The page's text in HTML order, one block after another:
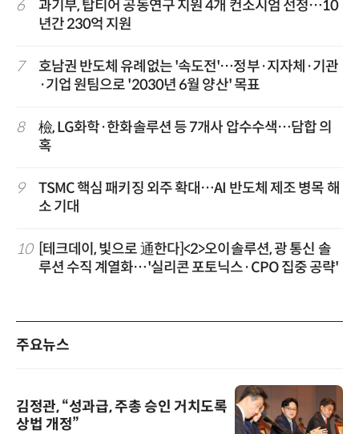
6
과기부, 탑티어 공동연구 지원 4개 컨소시엄 선정…10
년간 230억 지원
7
호남권 반도체 유례없는 '속도전'…정부·지자체·기관
·기업 원팀으로 '2030년 6월 양산' 목표
8
檢, LG화학·한화솔루션 등 7개사 압수수색…담합 의
혹
9
TSMC 핵심 패키징 외주 확대…AI 반도체 제조 병목 해
소 기대
10
[테크데이, 빛으로 通한다]<2>오이솔루션, 광 통신 솔
루션 수직 계열화…'실리콘 포토닉스·CPO 집중 공략'
주요뉴스
김정관, “성과급, 주총 승인 거치도록
상법 개정”